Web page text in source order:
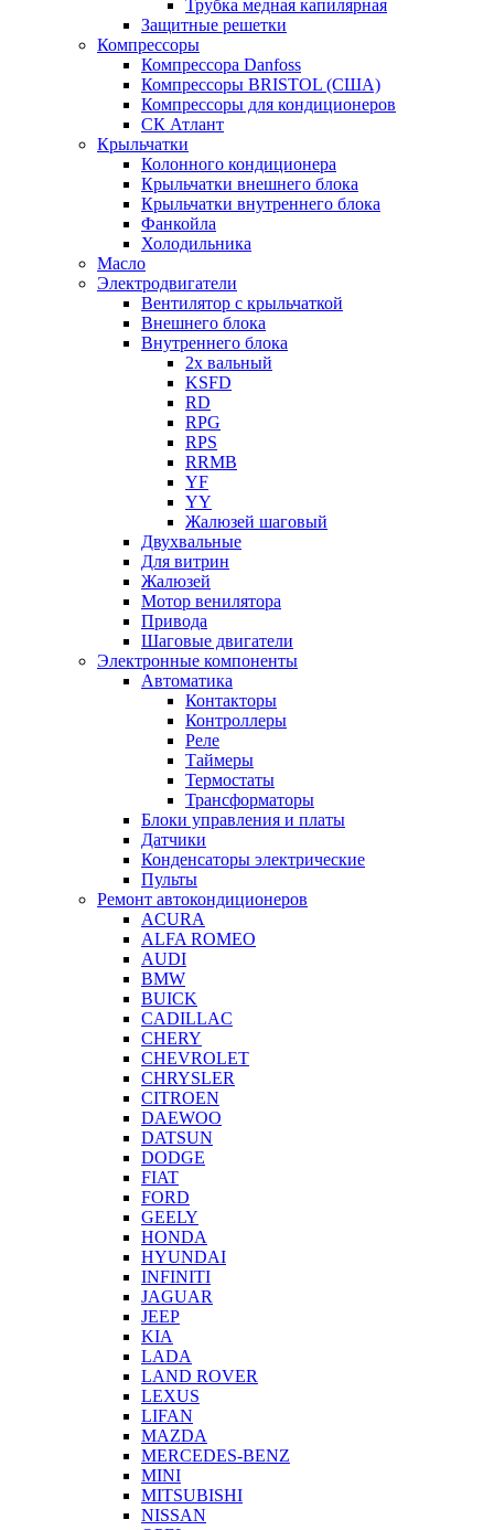
Трубка медная капилярная
Защитные решетки
Компрессоры
Компрессора Danfoss
Компрессоры BRISTOL (США)
Компрессоры для кондиционеров
СК Атлант
Крыльчатки
Колонного кондиционера
Крыльчатки внешнего блока
Крыльчатки внутреннего блока
Фанкойла
Холодильника
Масло
Электродвигатели
Вентилятор с крыльчаткой
Внешнего блока
Внутреннего блока
2х вальный
KSFD
RD
RPG
RPS
RRMB
YF
YY
Жалюзей шаговый
Двухвальные
Для витрин
Жалюзей
Мотор венилятора
Привода
Шаговые двигатели
Электронные компоненты
Автоматика
Контакторы
Контроллеры
Реле
Таймеры
Термостаты
Трансформаторы
Блоки управления и платы
Датчики
Конденсаторы электрические
Пульты
Ремонт автокондиционеров
ACURA
ALFA ROMEO
AUDI
BMW
BUICK
CADILLAC
CHERY
CHEVROLET
CHRYSLER
CITROEN
DAEWOO
DATSUN
DODGE
FIAT
FORD
GEELY
HONDA
HYUNDAI
INFINITI
JAGUAR
JEEP
KIA
LADA
LAND ROVER
LEXUS
LIFAN
MAZDA
MERCEDES-BENZ
MINI
MITSUBISHI
NISSAN